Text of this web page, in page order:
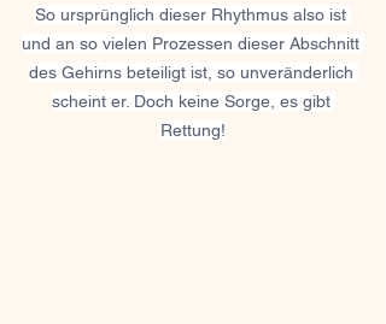
So ursprünglich dieser Rhythmus also ist
und an so vielen Prozessen dieser Abschnitt
des Gehirns beteiligt ist, so unveränderlich
scheint er. Doch keine Sorge, es gibt
Rettung!